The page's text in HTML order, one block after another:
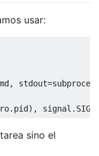
usar:
, stdout=
. pid), signal .
sino el